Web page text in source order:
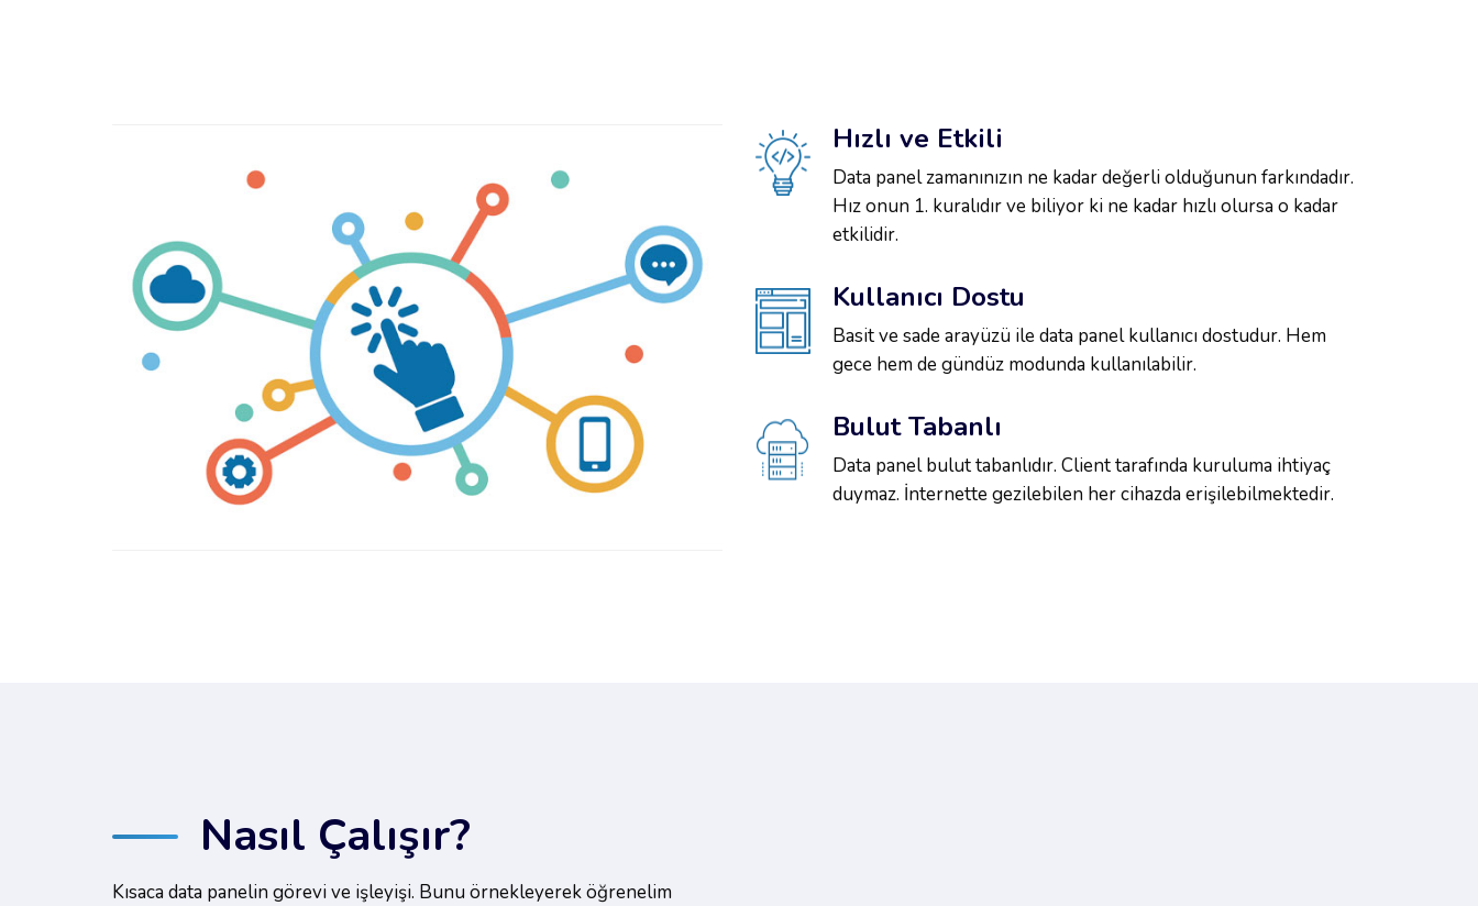
Hızlı ve Etkili
Data panel zamanınızın ne kadar değerli olduğunun farkındadır.
Hız onun 1. kuralıdır ve biliyor ki ne kadar hızlı olursa o kadar
etkilidir.
Kullanıcı Dostu
Basit ve sade arayüzü ile data panel kullanıcı dostudur. Hem
gece hem de gündüz modunda kullanılabilir.
Bulut Tabanlı
Data panel bulut tabanlıdır. Client tarafında kuruluma ihtiyaç
duymaz. İnternette gezilebilen her cihazda erişilebilmektedir.
Nasıl Çalışır?
Kısaca data panelin görevi ve işleyişi. Bunu örnekleyerek öğrenelim